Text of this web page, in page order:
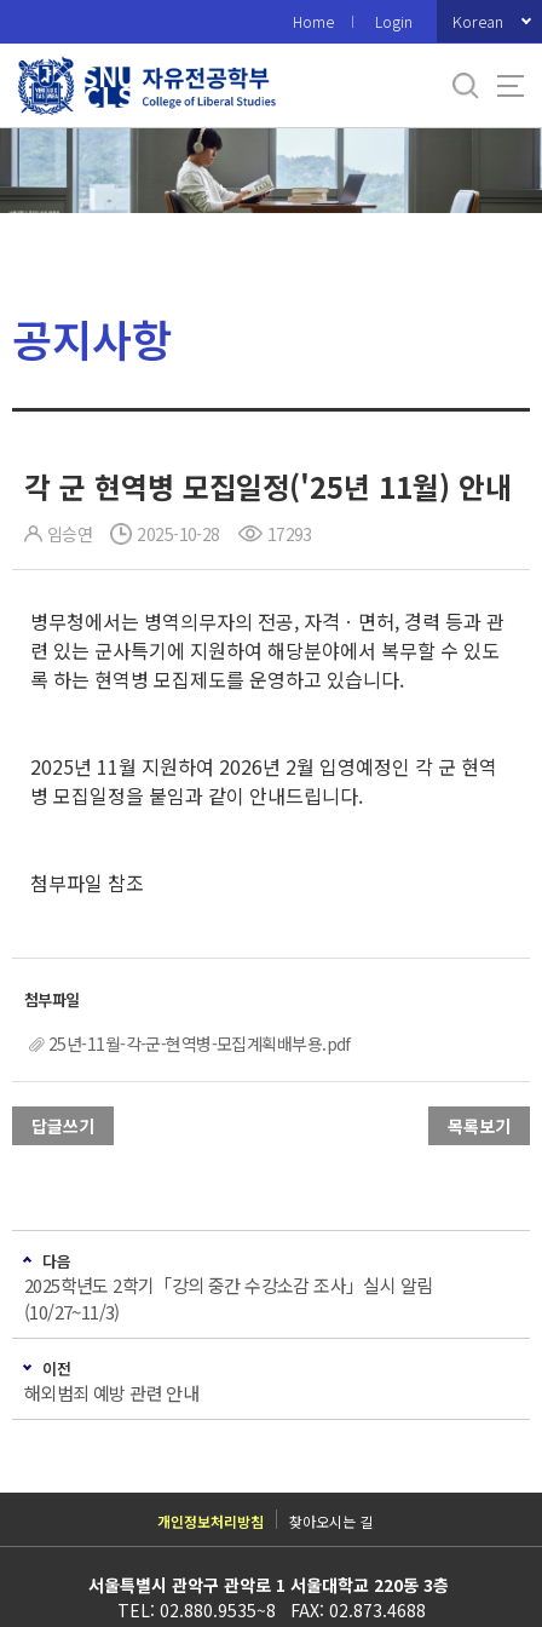
로
메
Home Login Korean
공지사항
각 군 현역병 모집일정('25년 11월) 안내
임승연 2025-10-28 17293
병무청에서는 병역의무자의 전공, 자격ㆍ면허, 경력 등과 관
련 있는 군사특기에 지원하여 해당분야에서 복무할 수 있도
록 하는 현역병 모집제도를 운영하고 있습니다.
2025년 11월 지원하여 2026년 2월 입영예정인 각 군 현역
병 모집일정을 붙임과 같이 안내드립니다.
첨부파일 참조
25년-11월-각-군-현역병-모집계획배부용.pdf
답글쓰기 목록보기
다음
2025학년도 2학기「강의 중간 수강소감 조사」실시 알림
(10/27~11/3)
이전
해외범죄 예방 관련 안내
개인정보처리방침 찾아오시는 길
서울특별시 관악구 관악로 1 서울대학교 220동 3층
TEL: 02.880.9535~8 FAX: 02.873.4688